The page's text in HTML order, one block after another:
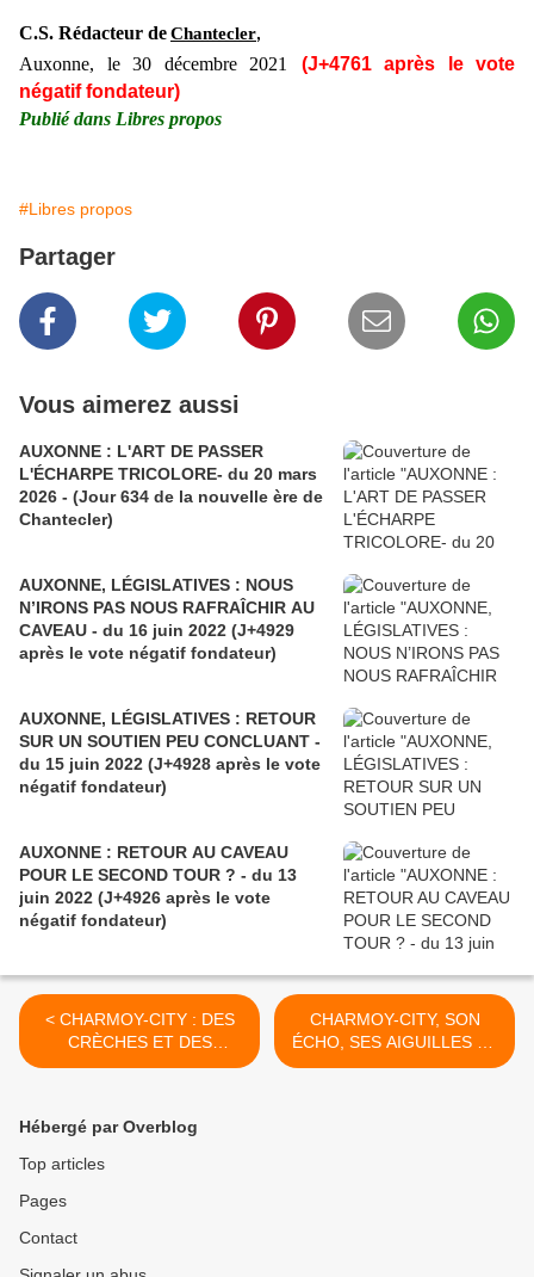
C.S. Rédacteur deChantecler,
Auxonne, le 30 décembre 2021 (J+4761après le vote
négatif fondateur)
Publié dans Libres propos
#Libres propos
Partager
Vous aimerez aussi
AUXONNE : L'ART DE PASSER
L'ÉCHARPE TRICOLORE- du 20 mars
2026 - (Jour 634 de la nouvelle ère de
Chantecler)
AUXONNE, LÉGISLATIVES : NOUS
N’IRONS PAS NOUS RAFRAÎCHIR AU
CAVEAU - du 16 juin 2022 (J+4929
après le vote négatif fondateur)
AUXONNE, LÉGISLATIVES : RETOUR
SUR UN SOUTIEN PEU CONCLUANT -
du 15 juin 2022 (J+4928 après le vote
négatif fondateur)
AUXONNE : RETOUR AU CAVEAU
POUR LE SECOND TOUR ? - du 13
juin 2022 (J+4926 après le vote
négatif fondateur)
< CHARMOY-CITY : DES
CRÈCHES ET DES
COCCINELLES - du 27
fondateur)
CHARMOY-CITY, SON
ÉCHO, SES AIGUILLES ET
SES TRICOTEUSES - du
Hébergé par Overblog
Top articles
Pages
Contact